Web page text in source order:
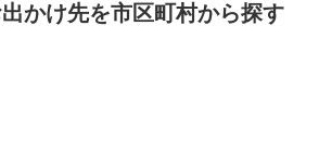
出かけ先を市区町村から探す